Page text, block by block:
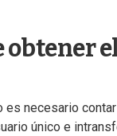
obtener
es necesario
único e